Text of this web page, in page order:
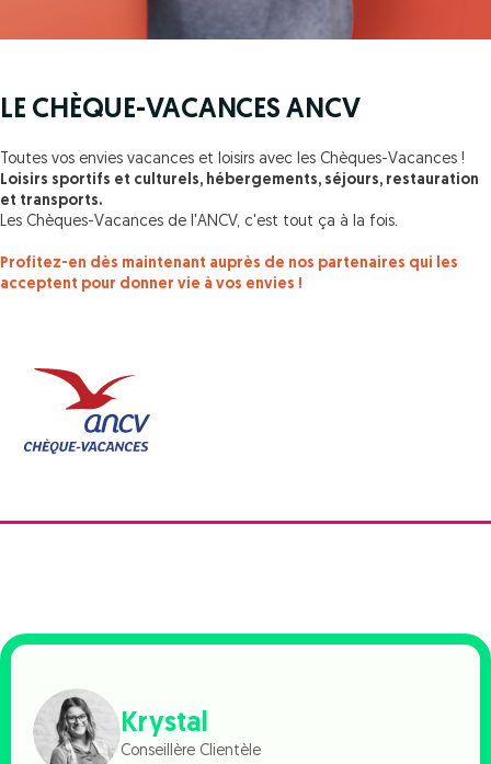
LE CHÈQUE-VACANCES ANCV
Toutes vos envies vacances et loisirs avec les Chèques-Vacances !
Loisirs sportifs et culturels, hébergements, séjours, restauration
et transports.
Les Chèques-Vacances de l'ANCV, c'est tout ça à la fois.
Profitez-en dès maintenant auprès de nos partenaires qui les
acceptent pour donner vie à vos envies !
Krystal
Conseillère Clientèle